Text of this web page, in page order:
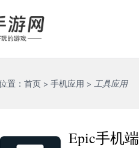
置： 首页 > 手机应用 > 工具应用
Epic手机端